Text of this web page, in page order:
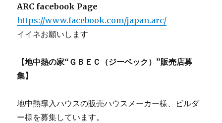
ARC facebook Page
https://www.facebook.com/japan.arc/
イイネお願いします
【地中熱の家“ＧＢＥＣ（ジーベック）”販売店募
集】
地中熱導入ハウスの販売ハウスメーカー様、ビルダ
ー様を募集しています。